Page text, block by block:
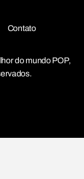
Contato
do mundo POP,